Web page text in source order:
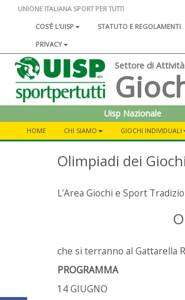
UNIONE ITALIANA SPORT PER TUTTI
COS'È L'UISP
STATUTO E REGOLAMENTI
PRIVACY
Settore di
Uisp Nazionale
HOME CHI SIAMO GIOCHI INDIVIDUALI
Olimpiadi dei
L'Area Giochi e Sport
che si terranno al Gattarella
PROGRAMMA
14 GIUGNO